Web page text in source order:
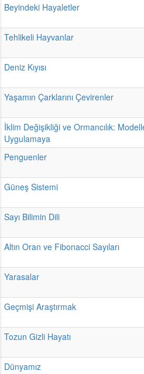
Beyindeki Hayaletler
Tehlikeli Hayvanlar
Deniz Kıyısı
Yaşamın Çarklarını Çevirenler
İklim Değişikliği ve Ormancılık:
Uygulamaya
Penguenler
Güneş Sistemi
Sayı Bilimin Dili
Altın Oran ve Fibonacci Sayıları
Yarasalar
Geçmişi Araştırmak
Tozun Gizli Hayatı
Dünyamız